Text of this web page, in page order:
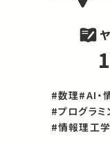
#数理#AI・
#プログラミ
#情報理工